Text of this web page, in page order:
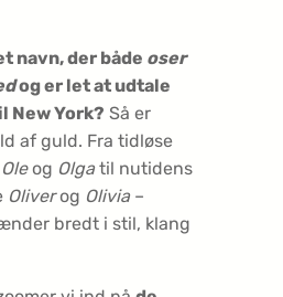
navn, der både oser
og er let at udtale
New York? Så er
af guld. Fra tidløse
Oleog Olgatil nutidens
Oliverog Olivia–
bredt i stil, klang